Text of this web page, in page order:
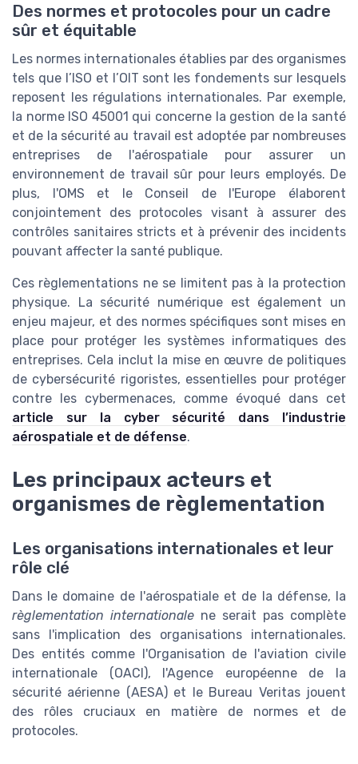
Des normes et protocoles pour un cadre
sûr et équitable
Les normes internationales établies par des organismes
tels que l’ISO et l’OIT sont les fondements sur lesquels
reposent les régulations internationales. Par exemple,
la norme ISO 45001 qui concerne la gestion de la santé
et de la sécurité au travail est adoptée par nombreuses
entreprises de l'aérospatiale pour assurer un
environnement de travail sûr pour leurs employés. De
plus, l'OMS et le Conseil de l'Europe élaborent
conjointement des protocoles visant à assurer des
contrôles sanitaires stricts et à prévenir des incidents
pouvant affecter la santé publique.
Ces règlementations ne se limitent pas à la protection
physique. La sécurité numérique est également un
enjeu majeur, et des normes spécifiques sont mises en
place pour protéger les systèmes informatiques des
entreprises. Cela inclut la mise en œuvre de politiques
de cybersécurité rigoristes, essentielles pour protéger
contre les cybermenaces, comme évoqué dans cet
article sur la cyber sécurité dans l’industrie
aérospatiale et de défense.
Les principaux acteurs et
organismes de règlementation
Les organisations internationales et leur
rôle clé
Dans le domaine de l'aérospatiale et de la défense, la
règlementation internationale ne serait pas complète
sans l'implication des organisations internationales.
Des entités comme l'Organisation de l'aviation civile
internationale (OACI), l'Agence européenne de la
sécurité aérienne (AESA) et le Bureau Veritas jouent
des rôles cruciaux en matière de normes et de
protocoles.